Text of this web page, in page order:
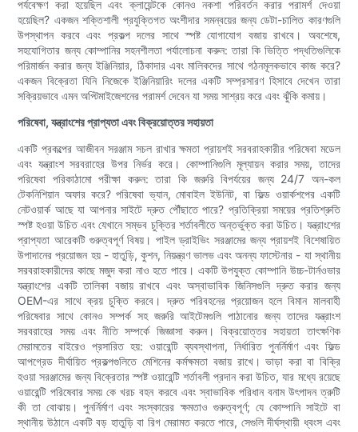
পর্যবেক্ষণ করা হয়েছিল এবং ক্লায়েন্টকে কোনও নকশা পরিবর্তন করার পরামর্শ দেওয়া
হয়েছিল? একজন শক্তিশালী প্রযুক্তিগত অংশীদার সমন্বয়ের জন্য ডেটা-চালিত কারণগুলি
উপস্থাপন করবে এবং প্রকল্প দলের সাথে স্পষ্ট যোগাযোগ বজায় রাখবে। অবশেষে,
সহযোগিতার জন্য কোম্পানির সহনশীলতা পর্যালোচনা করুন: তারা কি ভিত্তি পদ্ধতিগুলিকে
পরিমার্জন করার জন্য ইঞ্জিনিয়ার, ঠিকাদার এবং মালিকদের সাথে গঠনমূলকভাবে কাজ করে?
একজন বিক্রেতা যিনি নিজেকে ইঞ্জিনিয়ারিং দলের একটি সম্প্রসারণ হিসাবে দেখেন তারা
সক্রিয়ভাবে এমন অপ্টিমাইজেশনের পরামর্শ দেবেন যা সময় সাশ্রয় করে এবং ঝুঁকি কমায়।
পরিষেবা, যন্ত্রাংশের প্রাপ্যতা এবং বিক্রয়োত্তর সহায়তা
একটি প্রকল্পের আজীবন সরঞ্জাম সচল রাখার ক্ষমতা প্রায়শই সরবরাহকারীর পরিষেবা মডেল
এবং যন্ত্রাংশ সরবরাহের উপর নির্ভর করে। কোম্পানিগুলি মূল্যায়ন করার সময়, তাদের
পরিষেবা পরিকাঠামো পরীক্ষা করুন: তারা কি জরুরি বিপর্যয়ের জন্য 24/7 অন-কল
টেকনিশিয়ান অফার করে? পরিষেবা ভ্যান, মোবাইল ইউনিট, বা ফিল্ড ওয়ার্কশপের একটি
নেটওয়ার্ক আছে যা আপনার সাইটে দ্রুত পৌঁছাতে পারে? প্রতিক্রিয়া সময়ের প্রতিশ্রুতি
স্পষ্ট হওয়া উচিত এবং যেখানে সম্ভব চুক্তির শর্তাবলীতে অন্তর্ভুক্ত করা উচিত। যন্ত্রাংশের
প্রাপ্যতা আরেকটি গুরুত্বপূর্ণ বিষয়। পাইল ড্রাইভিং সরঞ্জামের জন্য প্রায়শই বিশেষায়িত
উপাদানের প্রয়োজন হয় - হাতুড়ি, কুশন, নিয়ন্ত্রণ ভালভ এবং অনন্য ফাস্টেনার - যা স্থানীয়
সরবরাহকারীদের কাছে মজুদ করা নাও হতে পারে। একটি উপযুক্ত কোম্পানি উচ্চ-টার্নওভার
যন্ত্রাংশের একটি তালিকা বজায় রাখবে এবং অস্বাভাবিক জিনিসগুলি দ্রুত করার জন্য
OEM-এর সাথে ক্রয় চুক্তি করবে। দ্রুত পরিবহনের প্রয়োজন হলে বিমান মালবাহী
পরিষেবার সাথে কোনও সম্পর্ক সহ জরুরি আইটেমগুলি পাঠানোর জন্য তাদের যন্ত্রাংশ
সরবরাহের সময় এবং নীতি সম্পর্কে জিজ্ঞাসা করুন। বিক্রয়োত্তর সহায়তা তাৎক্ষণিক
মেরামতের বাইরেও প্রসারিত হয়: ওয়ারেন্টি ব্যবস্থাপনা, নির্ধারিত পুনর্নির্মাণ এবং ফিল্ড
আপগ্রেড দীর্ঘায়িত প্রকল্পগুলিতে মেশিনের কর্মক্ষমতা বজায় রাখে। ভাড়া করা বা বিক্রি
হওয়া সরঞ্জামের জন্য বিক্রেতার স্পষ্ট ওয়ারেন্টি শর্তাবলী প্রদান করা উচিত, যার মধ্যে রয়েছে
ওয়ারেন্টি পরিষেবার সময় কে খরচ বহন করবে এবং স্বাভাবিক পরিধান বনাম উৎপাদন ত্রুটি
কী তা বোঝায়। পুনর্নির্মাণ এবং সংস্কারের ক্ষমতাও গুরুত্বপূর্ণ; যে কোম্পানি সাইটে বা
স্থানীয় উঠানে একটি বড় হাতুড়ি বা রিগ মেরামত করতে পারে, সেগুলি দীর্ঘস্থায়ী ধ্বংস এবং